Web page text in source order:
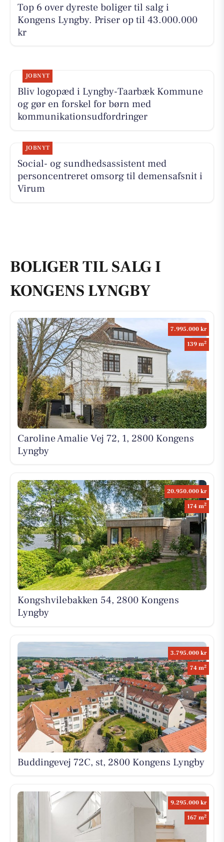
Top 6 over dyreste boliger til salg i
Kongens Lyngby. Priser op til 43.000.000
kr
JOBNYT
Bliv logopæd i Lyngby-Taarbæk Kommune
og gør en forskel for børn med
kommunikationsudfordringer
JOBNYT
Social- og sundhedsassistent med
personcentreret omsorg til demensafsnit i
Virum
BOLIGER TIL SALG I
KONGENS LYNGBY
7.995.000 kr
139 m2
Caroline Amalie Vej 72, 1, 2800 Kongens
Lyngby
20.950.000 kr
174 m2
Kongshvilebakken 54, 2800 Kongens
Lyngby
3.795.000 kr
74 m2
Buddingevej 72C, st, 2800 Kongens Lyngby
9.295.000 kr
167 m2